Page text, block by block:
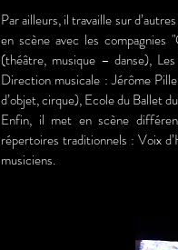
Par ailleurs, il travaille sur
en scène avec les compagnies
(théâtre, musique– danse), Les
Direction musicale : Jérôme
d’objet, cirque), Ecole du Ballet
Enfin, il met en scène
répertoires traditionnels : Voix
musiciens.